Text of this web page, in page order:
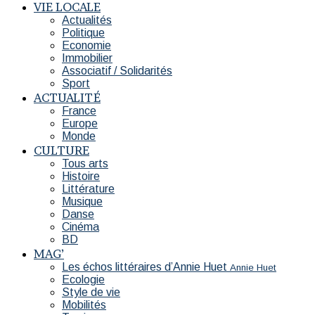
VIE LOCALE
Actualités
Politique
Economie
Immobilier
Associatif / Solidarités
Sport
ACTUALITÉ
France
Europe
Monde
CULTURE
Tous arts
Histoire
Littérature
Musique
Danse
Cinéma
BD
MAG’
Les échos littéraires d’Annie Huet Annie Huet
Ecologie
Style de vie
Mobilités